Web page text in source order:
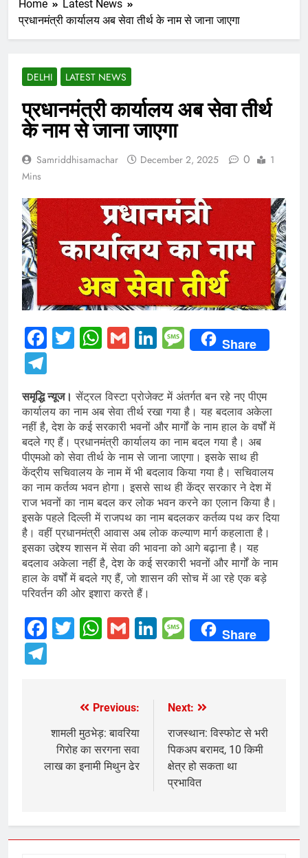
Home
Latest News
प्रधानमंत्री कार्यालय अब सेवा तीर्थ के नाम से जाना जाएगा
DELHI LATEST NEWS
प्रधानमंत्री कार्यालय अब सेवा तीर्थ
के नाम से जाना जाएगा
Samriddhisamachar December 2, 2025 0
1
Mins
Facebook
Twitter
WhatsApp
GmailLinkedIn
Message
Share
समृद्धि न्यूज। सेंट्रल विस्टा प्रोजेक्ट में अंतर्गत बन रहे नए पीएम
कार्यालय का नाम अब सेवा तीर्थ रखा गया है। यह बदलाव अकेला
नहीं है, देश के कई सरकारी भवनों और मार्गों के नाम हाल के वर्षों में
बदले गए हैं। प्रधानमंत्री कार्यालय का नाम बदल गया है। अब
पीएमओ को सेवा तीर्थ के नाम से जाना जाएगा। इसके साथ ही
केंद्रीय सचिवालय के नाम में भी बदलाव किया गया है। सचिवालय
का नाम कर्तव्य भवन होगा। इससे साथ ही केंद्र सरकार ने देश में
राज भवनों का नाम बदल कर लोक भवन करने का एलान किया है।
इसके पहले दिल्ली में राजपथ का नाम बदलकर कर्तव्य पथ कर दिया
है। वहीं प्रधानमंत्री आवास अब लोक कल्याण मार्ग कहलाता है।
इसका उद्देश्य शासन में सेवा की भावना को आगे बढ़ाना है। यह
बदलाव अकेला नहीं है, देश के कई सरकारी भवनों और मार्गों के नाम
हाल के वर्षों में बदले गए हैं, जो शासन की सोच में आ रहे एक बड़े
परिवर्तन की ओर इशारा करते हैं।
Facebook
Twitter
WhatsApp
GmailLinkedIn
Message
Share
navigation
Previous:
शामली मुठभेड़: बावरिया
गिरोह का सरगना सवा
लाख का इनामी मिथुन ढेर
Next:
राजस्थान: विस्फोट से भरी
पिकअप बरामद, 10 किमी
क्षेत्र हो सकता था
प्रभावित